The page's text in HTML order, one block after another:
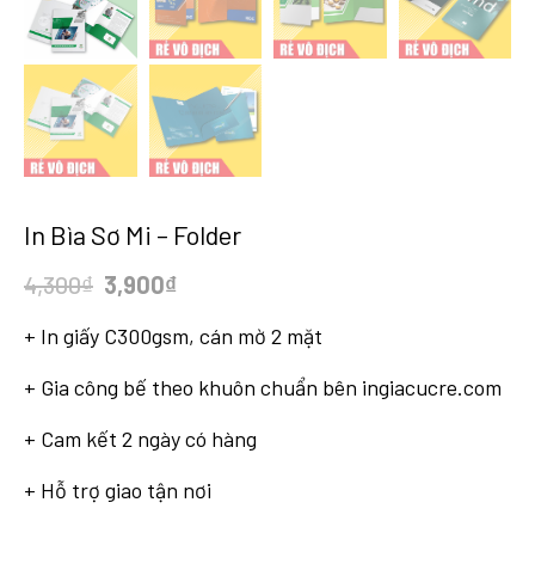
In Bìa Sơ Mi – Folder
4,300₫ Original
was:
4,300₫.
3,900₫Current
is:
3,900₫.
+ In giấy C300gsm, cán mờ 2 mặt
+ Gia công bế theo khuôn chuẩn bên ingiacucre.com
+ Cam kết 2 ngày có hàng
+ Hỗ trợ giao tận nơi